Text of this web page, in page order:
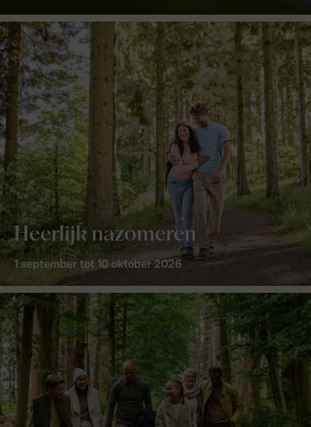
Heerlijk nazomeren
1 september tot 10 oktober 2026